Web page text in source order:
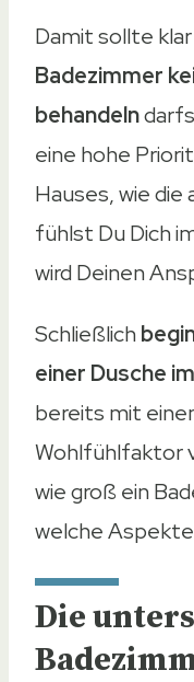
Damit sollte klar
Badezimmer
behandeln
eine hohe
Hauses, wie die
fühlst Du Dich
wird Deinen
Schließlich
einer Dusche
bereits mit
Wohlfühlfaktor
wie groß ein
welche Aspekte
Die